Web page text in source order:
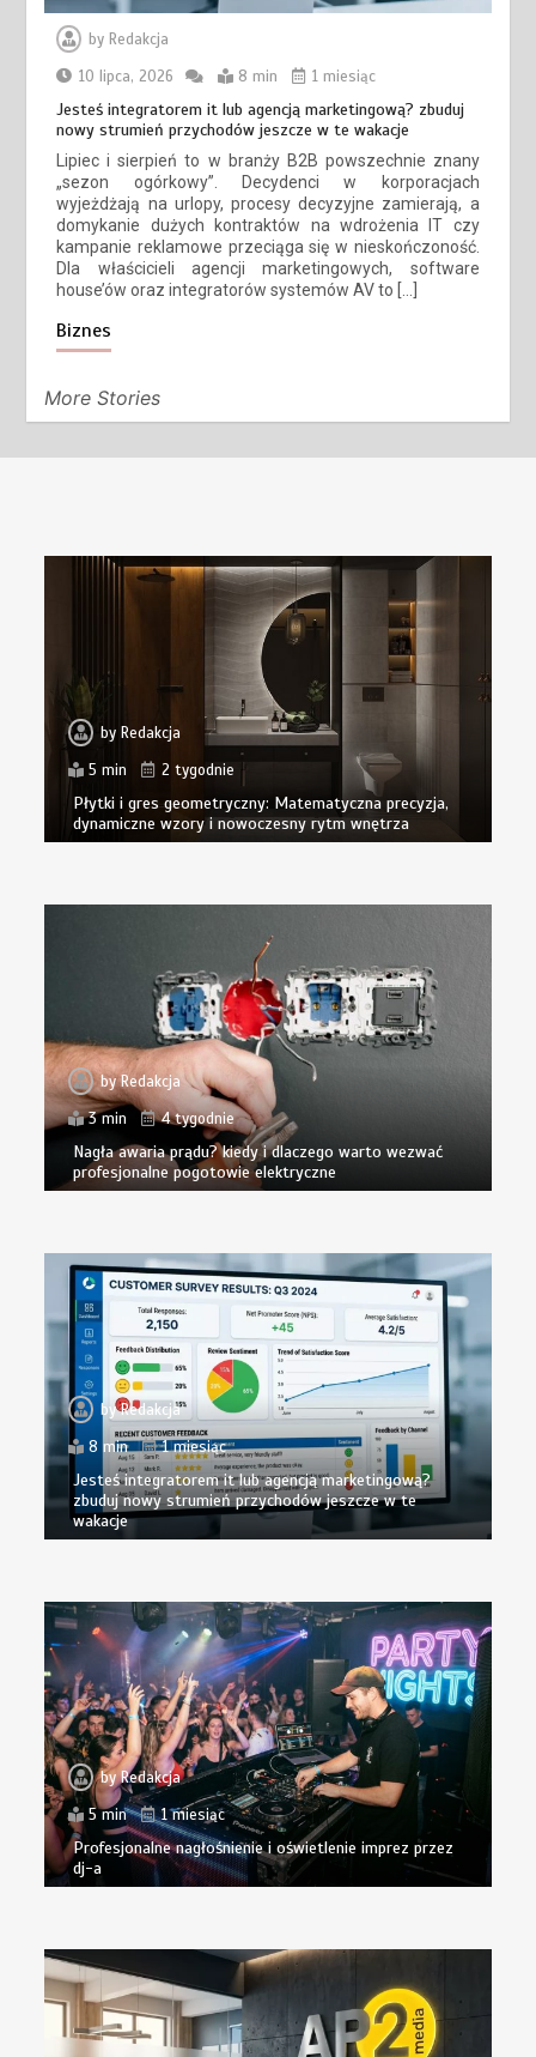
by Redakcja
10 lipca, 2026
8 min 1 miesiąc
Jesteś integratorem it lub agencją marketingową? zbuduj
nowy strumień przychodów jeszcze w te wakacje
Lipiec i sierpień to w branży B2B powszechnie znany
„sezon ogórkowy”. Decydenci w korporacjach
wyjeżdżają na urlopy, procesy decyzyjne zamierają, a
domykanie dużych kontraktów na wdrożenia IT czy
kampanie reklamowe przeciąga się w nieskończoność.
Dla właścicieli agencji marketingowych, software
house’ów oraz integratorów systemów AV to […]
Biznes
More Stories
by Redakcja
5 min
2 tygodnie
Płytki i gres geometryczny: Matematyczna precyzja,
dynamiczne wzory i nowoczesny rytm wnętrza
byRedakcja
3 min
4 tygodnie
Nagła awaria prądu? kiedy i dlaczego warto wezwać
profesjonalne pogotowie elektryczne
byRedakcja
8 min
1 miesiąc
Jesteś integratorem it lub agencją marketingową?
zbuduj nowy strumień przychodów jeszcze w te
wakacje
byRedakcja
5 min
1 miesiąc
Profesjonalne nagłośnienie i oświetlenie imprez przez
dj-a